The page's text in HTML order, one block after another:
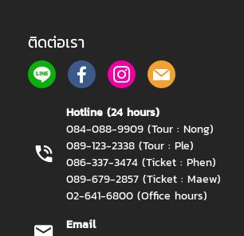
ติดต่อเรา
Hotline (24 hours)
084-088-9909 (Tour : Nong)
089-123-2338 (Tour : Ple)
086-337-3474 (Ticket : Phen)
089-679-2857 (Ticket : Maew)
02-641-6800 (Office hours)
Email